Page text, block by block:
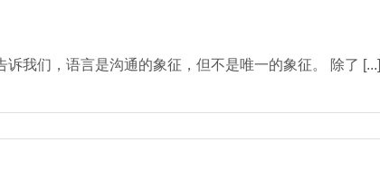
我们，语言是沟通的象征，但不是唯一的象征。 除了 [...]